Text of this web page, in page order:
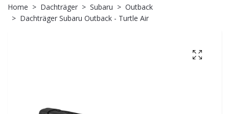
Home Dachträger Subaru
Outback
Dachträger Subaru Outback - Turtle Air